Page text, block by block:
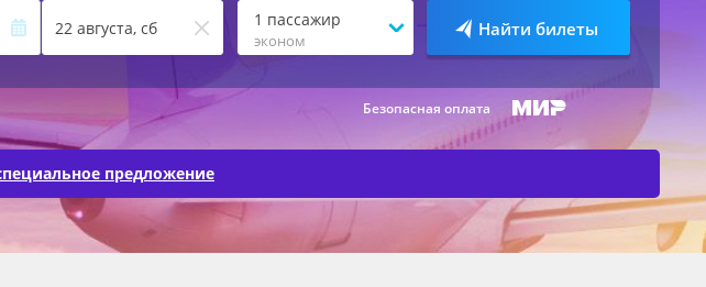
22 августа, сб 1 пассажир
эконом
Найти билеты
Безопасная оплата
предложение